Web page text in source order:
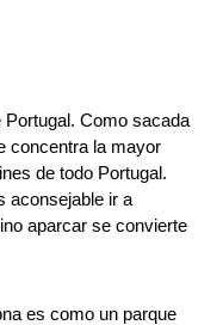
Como sacada
concentra la mayor
de todo Portugal.
aconsejable ir a
aparcar se convierte
es como un parque